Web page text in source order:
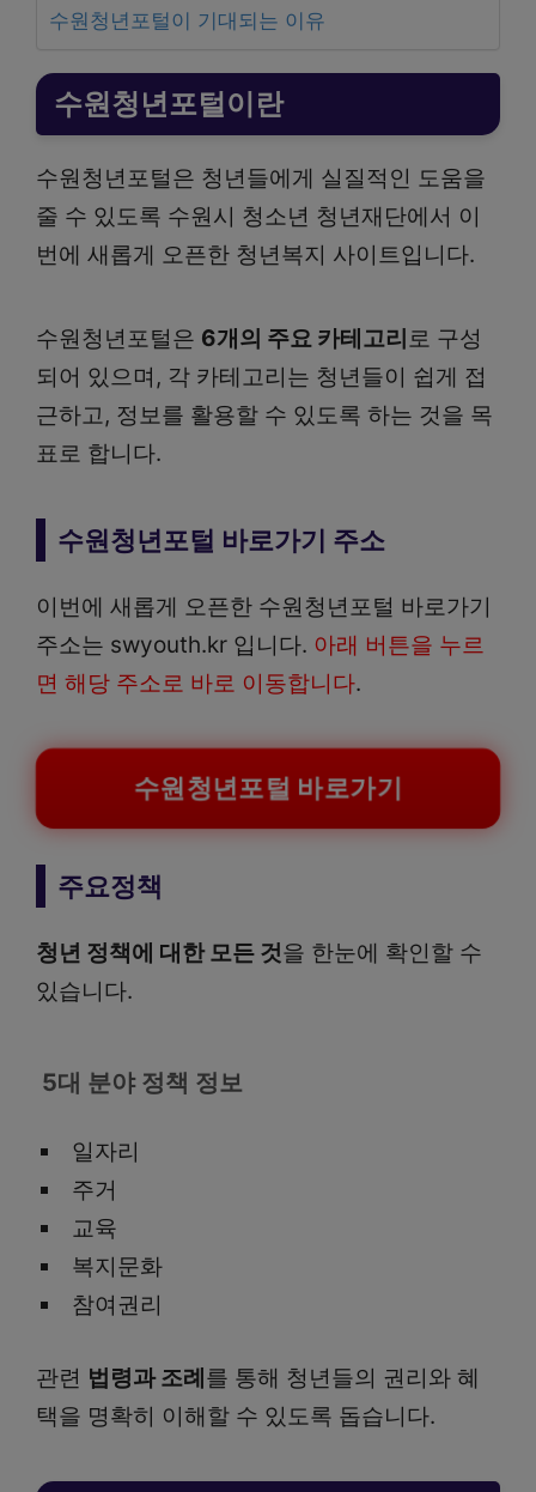
수원청년포털이 기대되는 이유
수원청년포털이란
수원청년포털은 청년들에게 실질적인 도움을
줄 수 있도록 수원시 청소년 청년재단에서 이
번에 새롭게 오픈한 청년복지 사이트입니다.
수원청년포털은 6개의 주요 카테고리 로 구성
되어 있으며, 각 카테고리는 청년들이 쉽게 접
근하고, 정보를 활용할 수 있도록 하는 것을 목
표로 합니다.
수원청년포털 바로가기 주소
이번에 새롭게 오픈한 수원청년포털 바로가기
주소는 swyouth.kr 입니다. 아래 버튼을 누르
면 해당 주소로 바로 이동합니다.
수원청년포털 바로가기
주요정책
청년 정책에 대한 모든 것을 한눈에 확인할 수
있습니다.
5대 분야 정책 정보
일자리
주거
교육
복지문화
참여권리
관련 법령과 조례를 통해 청년들의 권리와 혜
택을 명확히 이해할 수 있도록 돕습니다.